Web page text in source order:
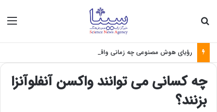
رؤیای هوش مصنوعی چه زمانی واقعی می‌شود؟
چه کسانی می توانند واکسن آنفلوآنزا
بزنند؟